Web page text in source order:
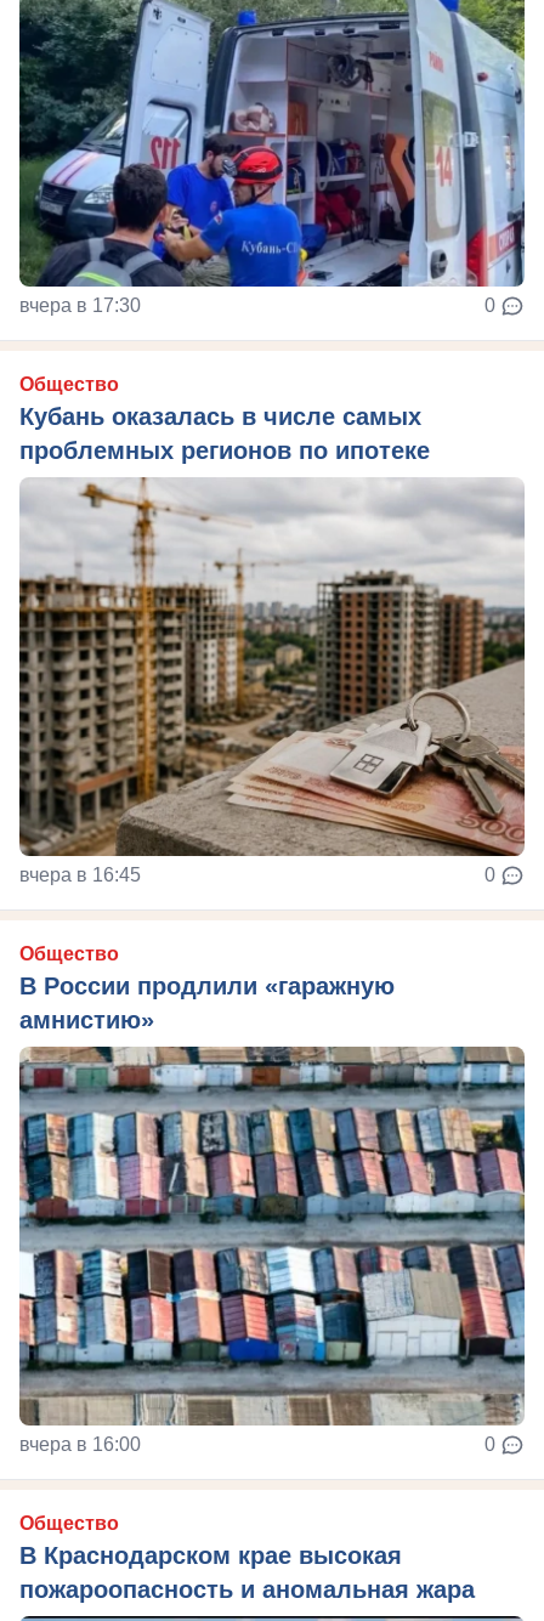
вчера в 17:30 0
Общество
Кубань оказалась в числе самых
проблемных регионов по ипотеке
вчера в 16:45 0
Общество
В России продлили «гаражную
амнистию»
вчера в 16:00 0
Общество
В Краснодарском крае высокая
пожароопасность и аномальная жара